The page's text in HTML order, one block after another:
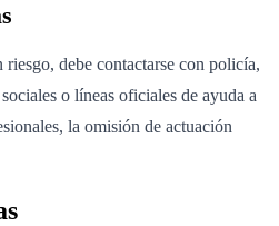
debe contactarse con policía,
o líneas oficiales de ayuda a
la omisión de actuación